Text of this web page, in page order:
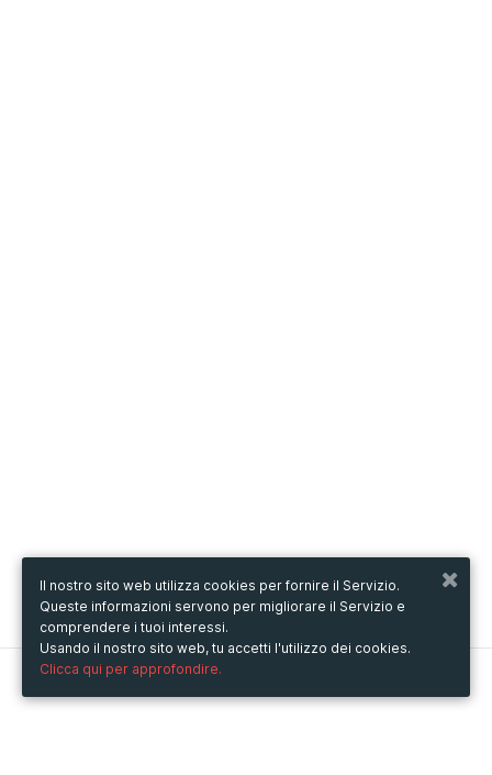
Il nostro sito web utilizza cookies per fornire il Servizio.
Queste informazioni servono per migliorare il Servizio e
comprendere i tuoi interessi.
Usando il nostro sito web, tu accetti l'utilizzo dei cookies.
Clicca qui per approfondire.